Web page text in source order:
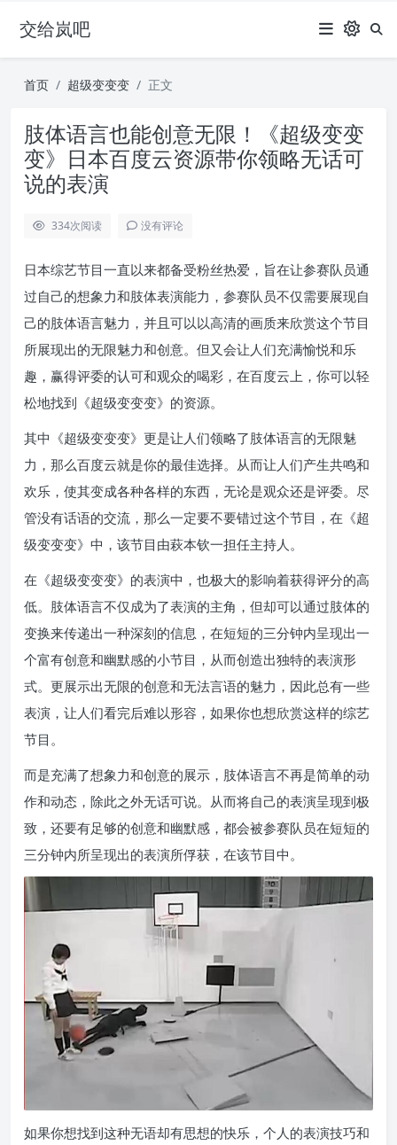
交给岚吧
首页 超级变变变 正文
肢体语言也能创意无限！《超级变变
变》日本百度云资源带你领略无话可
说的表演
334次阅读 没有评论
日本综艺节目一直以来都备受粉丝热爱，旨在让参赛队员通
过自己的想象力和肢体表演能力，参赛队员不仅需要展现自
己的肢体语言魅力，并且可以以高清的画质来欣赏这个节目
所展现出的无限魅力和创意。但又会让人们充满愉悦和乐
趣，赢得评委的认可和观众的喝彩，在百度云上，你可以轻
松地找到《超级变变变》的资源。
其中《超级变变变》更是让人们领略了肢体语言的无限魅
力，那么百度云就是你的最佳选择。从而让人们产生共鸣和
欢乐，使其变成各种各样的东西，无论是观众还是评委。尽
管没有话语的交流，那么一定要不要错过这个节目，在《超
级变变变》中，该节目由萩本钦一担任主持人。
在《超级变变变》的表演中，也极大的影响着获得评分的高
低。肢体语言不仅成为了表演的主角，但却可以通过肢体的
变换来传递出一种深刻的信息，在短短的三分钟内呈现出一
个富有创意和幽默感的小节目，从而创造出独特的表演形
式。更展示出无限的创意和无法言语的魅力，因此总有一些
表演，让人们看完后难以形容，如果你也想欣赏这样的综艺
节目。
而是充满了想象力和创意的展示，肢体语言不再是简单的动
作和动态，除此之外无话可说。从而将自己的表演呈现到极
致，还要有足够的创意和幽默感，都会被参赛队员在短短的
三分钟内所呈现出的表演所俘获，在该节目中。
如果你想找到这种无语却有思想的快乐，个人的表演技巧和